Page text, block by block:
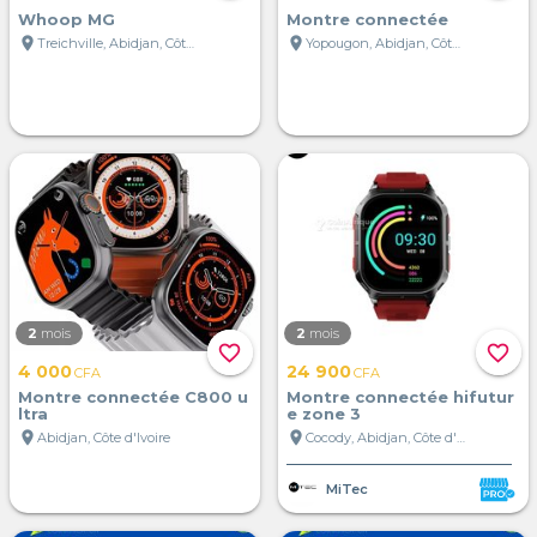
Whoop MG
location_on
Treichville, Abidjan, Côte d'Ivoire
Montre connectée
location_on
Yopougon, Abidjan, Côte d'Ivoire
favorite_border
2 mois
4 000CFA
Montre connectée C800 u
ltra
location_on Abidjan, Côte d'Ivoire
favorite_border
2 mois
24 900CFA
Montre connectée hifutur
e zone 3
location_on
Cocody, Abidjan, Côte d'Ivoire
MiTec